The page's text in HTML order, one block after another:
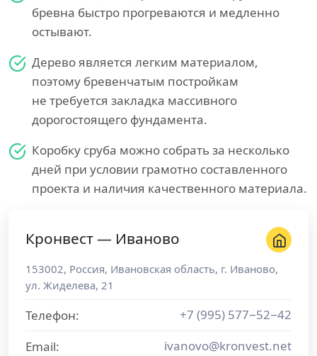
бревна быстро прогреваются и медленно
остывают.
Дерево является легким материалом,
поэтому бревенчатым постройкам
не требуется закладка массивного
дорогостоящего фундамента.
Коробку сруба можно собрать за несколько
дней при условии грамотно составленного
проекта и наличия качественного материала.
Кронвест — Иваново
153002, Россия, Ивановская область, г. Иваново,
ул. Жиделева, 21
Телефон:
+7 (995) 577−52−42
Email:
ivanovo@kronvest.net